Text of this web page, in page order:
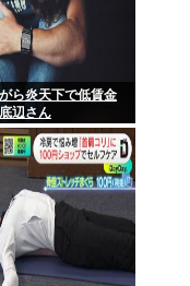
ら炎天下で低賃金
辺さん